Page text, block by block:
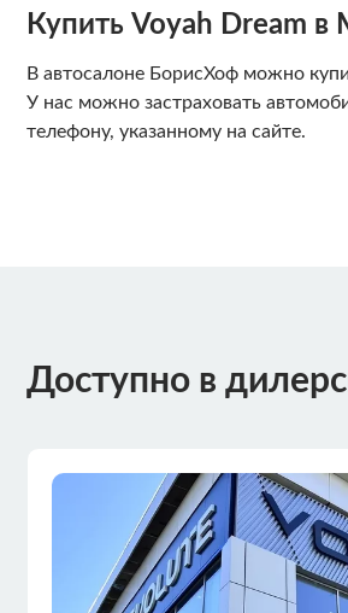
Купить Voyah Dream в
В автосалоне БорисХоф можно
У нас можно застраховать
телефону, указанному на сайте.
Доступно в